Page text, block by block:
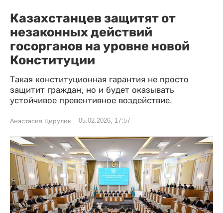
Казахстанцев защитят от
незаконных действий
госорганов на уровне новой
Конституции
Такая конституционная гарантия не просто
защитит граждан, но и будет оказывать
устойчивое превентивное воздействие.
Анастасия Цирулик 05.02.2026, 17:57